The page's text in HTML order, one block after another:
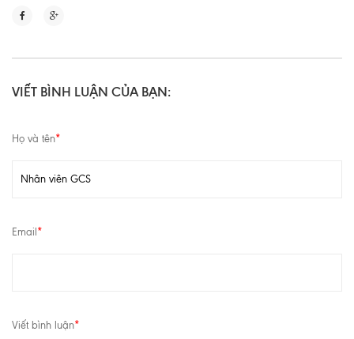
VIẾT BÌNH LUẬN CỦA BẠN:
Họ và tên*
Email *
Viết bình luận*